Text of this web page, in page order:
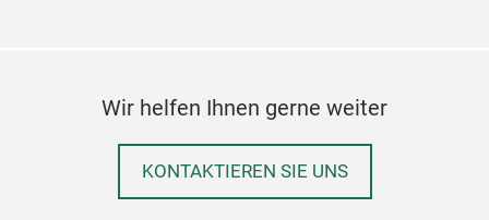
Wir helfen Ihnen gerne weiter
KONTAKTIEREN SIE UNS